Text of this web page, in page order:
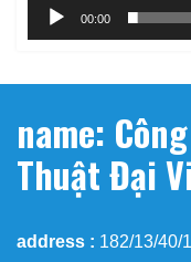
00:00
name:
Thuật Đại
address : 182/13/40/